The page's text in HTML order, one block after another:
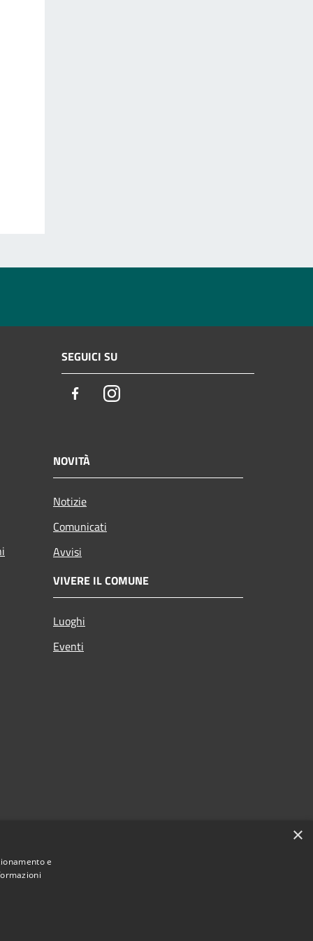
SEGUICI SU
FacebookInstagram
NOVITÀ
Notizie
Comunicati
Avvisi
VIVERE IL COMUNE
Luoghi
Eventi
×
e